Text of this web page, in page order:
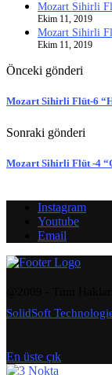
Mozart Sihirli
Ekim 11, 2019
Mozart Sihirli
Ekim 11, 2019
Önceki gönderi
Mozart Sihirli Flüt-6
Sonraki gönderi
Mozart Sihirli Flüt -4
Instagram
Youtube
Email
SolidSoft
En üste çık